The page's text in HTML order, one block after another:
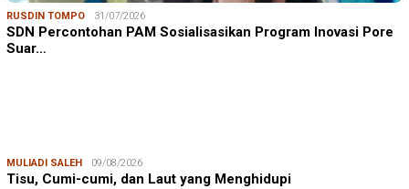
RUSDIN TOMPO 31/07/2026
SDN Percontohan PAM Sosialisasikan Program Inovasi Pore
Suar…
MULIADI SALEH 09/08/2026
Tisu, Cumi-cumi, dan Laut yang Menghidupi